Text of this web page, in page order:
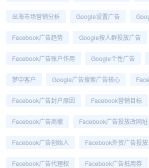
出海市场营销分析 Google设置广告
Facebook广告趋势 Google按人群投放广告
Facebook广告账户作用 Google个性广告
梦中客户 Google广告搜索广告核心
Facebook广告封户原因 Facebook营销目标
Facebook广告商撤 Facebook广告投放改网址
Facebook广告创始人 Facebook外贸广告投放
Facebook广告代理权 Facebook广告抵用券